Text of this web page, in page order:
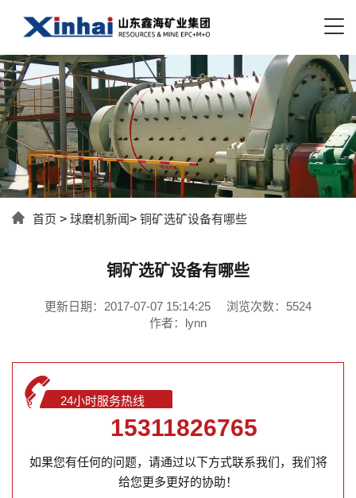
首页 > 球磨机新闻> 铜矿选矿设备有哪些
铜矿选矿设备有哪些
更新日期：2017-07-07 15:14:25
浏览次数：5524
作者：lynn
24小时服务热线
15311826765
如果您有任何的问题，请通过以下方式联系我们，我们将
给您更多更好的协助！